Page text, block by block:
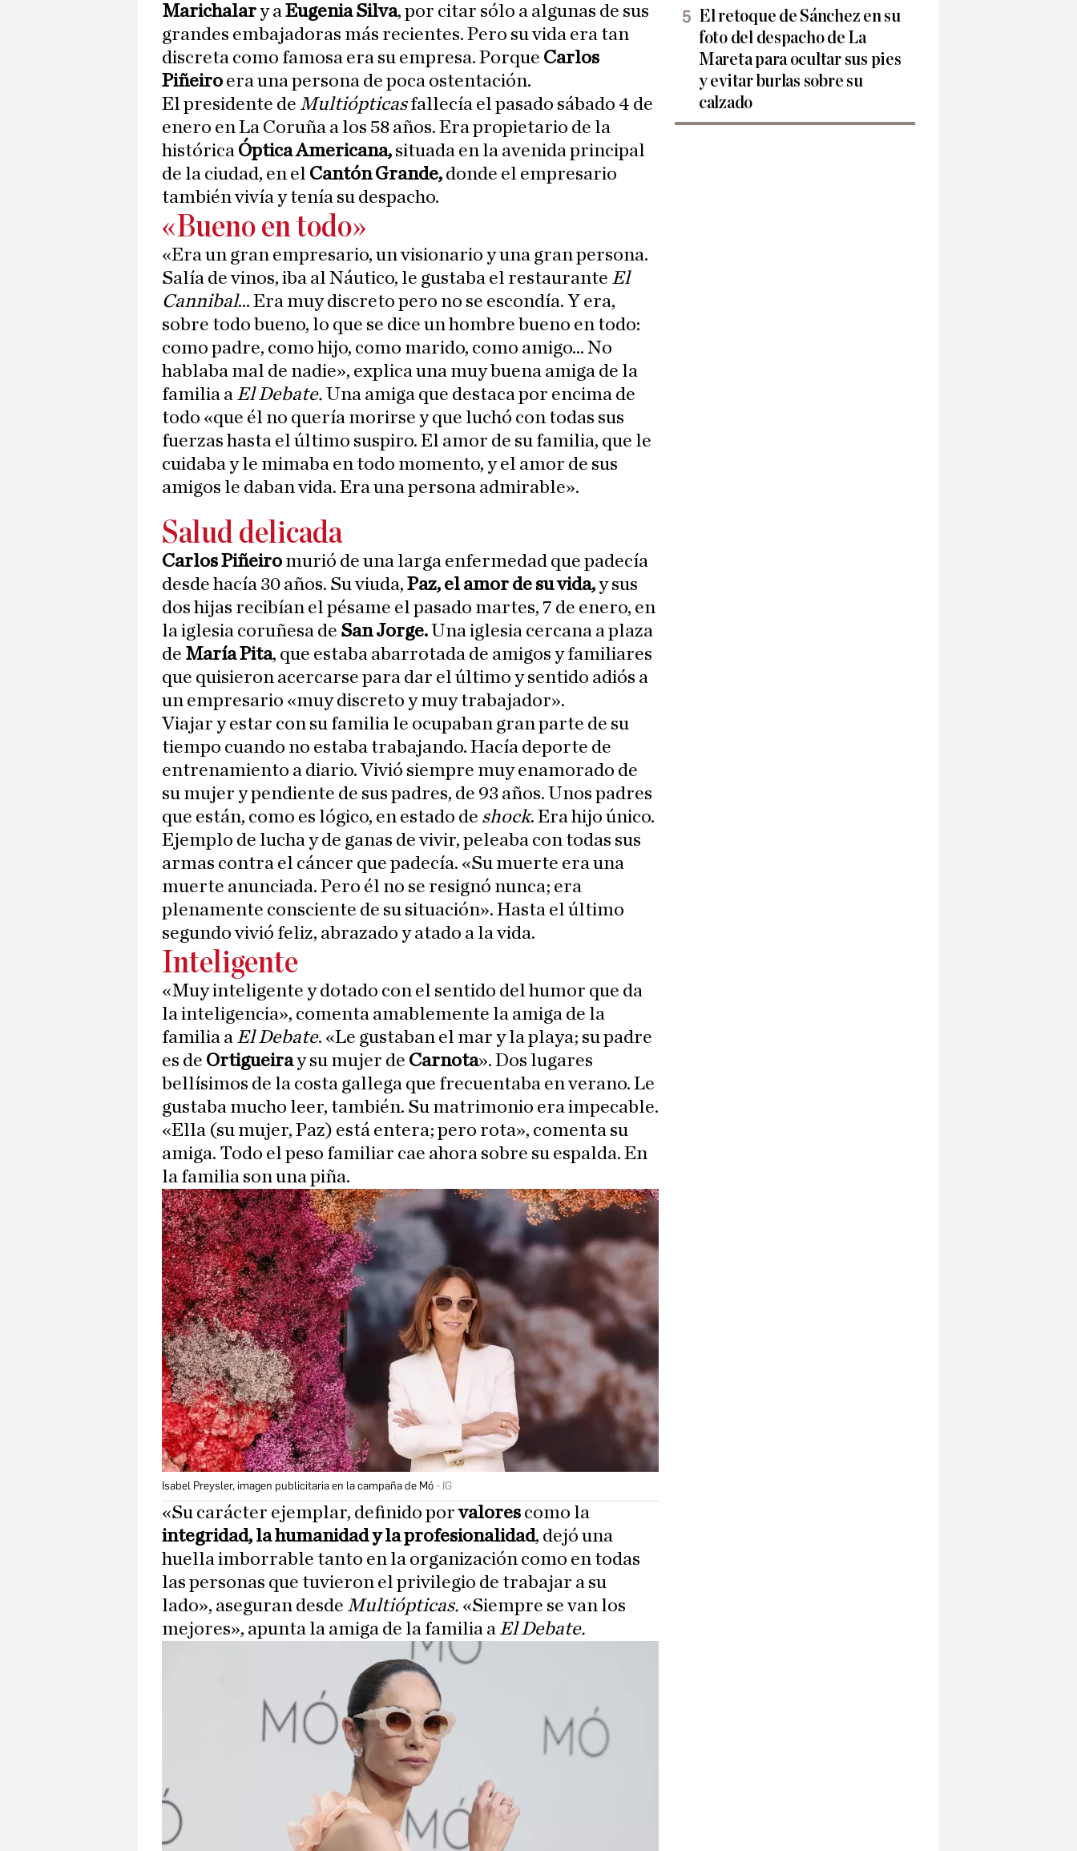
Marichalary aEugenia Silva, por citar sólo a algunas de sus
grandes embajadoras más recientes. Pero su vida era tan
discreta como famosa era su empresa. Porque Carlos
Piñeiro era una persona de poca ostentación.
El presidente de Multiópticasfallecía el pasado sábado 4 de
enero en La Coruña a los 58 años. Era propietario de la
histórica Óptica Americana, situada en la avenida principal
de la ciudad, en el Cantón Grande, donde el empresario
también vivía y tenía su despacho.
«Bueno en todo»
«Era un gran empresario, un visionario y una gran persona.
Salía de vinos, iba al Náutico, le gustaba el restaurante El
Cannibal... Era muy discreto pero no se escondía. Y era,
sobre todo bueno, lo que se dice un hombre bueno en todo:
como padre, como hijo, como marido, como amigo... No
hablaba mal de nadie», explica una muy buena amiga de la
familia a El Debate. Una amiga que destaca por encima de
todo «que él no quería morirse y que luchó con todas sus
fuerzas hasta el último suspiro. El amor de su familia, que le
cuidaba y le mimaba en todo momento, y el amor de sus
amigos le daban vida. Era una persona admirable».
Salud delicada
Carlos Piñeiro murió de una larga enfermedad que padecía
desde hacía 30 años. Su viuda, Paz, el amor de su vida,y sus
dos hijas recibían el pésame el pasado martes, 7 de enero, en
la iglesia coruñesa de San Jorge.Una iglesia cercana a plaza
de María Pita, que estaba abarrotada de amigos y familiares
que quisieron acercarse para dar el último y sentido adiós a
un empresario «muy discreto y muy trabajador».
Viajar y estar con su familia le ocupaban gran parte de su
tiempo cuando no estaba trabajando. Hacía deporte de
entrenamiento a diario. Vivió siempre muy enamorado de
su mujer y pendiente de sus padres, de 93 años. Unos padres
que están, como es lógico, en estado de shock. Era hijo único.
Ejemplo de lucha y de ganas de vivir, peleaba con todas sus
armas contra el cáncer que padecía. «Su muerte era una
muerte anunciada. Pero él no se resignó nunca; era
plenamente consciente de su situación». Hasta el último
segundo vivió feliz, abrazado y atado a la vida.
Inteligente
«Muy inteligente y dotado con el sentido del humor que da
la inteligencia», comenta amablemente la amiga de la
familia a El Debate. «Le gustaban el mar y la playa; su padre
es de Ortigueiray su mujer de Carnota». Dos lugares
bellísimos de la costa gallega que frecuentaba en verano. Le
gustaba mucho leer, también. Su matrimonio era impecable.
«Ella (su mujer, Paz) está entera; pero rota», comenta su
amiga. Todo el peso familiar cae ahora sobre su espalda. En
la familia son una piña.
Isabel Preysler, imagen publicitaria en la campaña de Mó IG
«Su carácter ejemplar, definido porvalores como la
integridad, la humanidad y la profesionalidad, dejó una
huella imborrable tanto en la organización como en todas
las personas que tuvieron el privilegio de trabajar a su
lado», aseguran desde Multiópticas. «Siempre se van los
mejores», apunta la amiga de la familia a El Debate.
El retoque de Sánchez en su
foto del despacho de La
Mareta para ocultar sus pies
y evitar burlas sobre su
calzado